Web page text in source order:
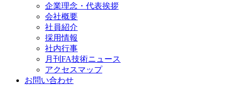
企業理念・代表挨拶
会社概要
社員紹介
採用情報
社内行事
月刊FA技術ニュース
アクセスマップ
お問い合わせ